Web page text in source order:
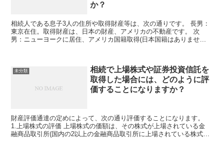
か？
相続人である息子3人の住所や取得財産等は、次の通りです。 長男：
東京在住。取得財産は、日本の財産、アメリカの不動産です。 次
男：ニューヨークに居住、アメリカ国籍取得(日本国籍はありませ
未分類
相続で上場株式や証券投資信託を
取得した場合には、どのように評
価することになりますか？
財産評価通達の定めによって、次の通り評価することになります。
1.上場株式の評価 上場株式の価額は、その株式が上場されている金
融商品取引所(国内の2以上の金融商品取引所に上場されている株式に